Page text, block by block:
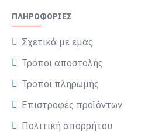
ΠΛΗΡΟΦΟΡΊΕΣ
Σχετικά με εμάς
Τρόποι αποστολής
Τρόποι πληρωμής
Επιστροφές προϊόντων
Πολιτική απορρήτου